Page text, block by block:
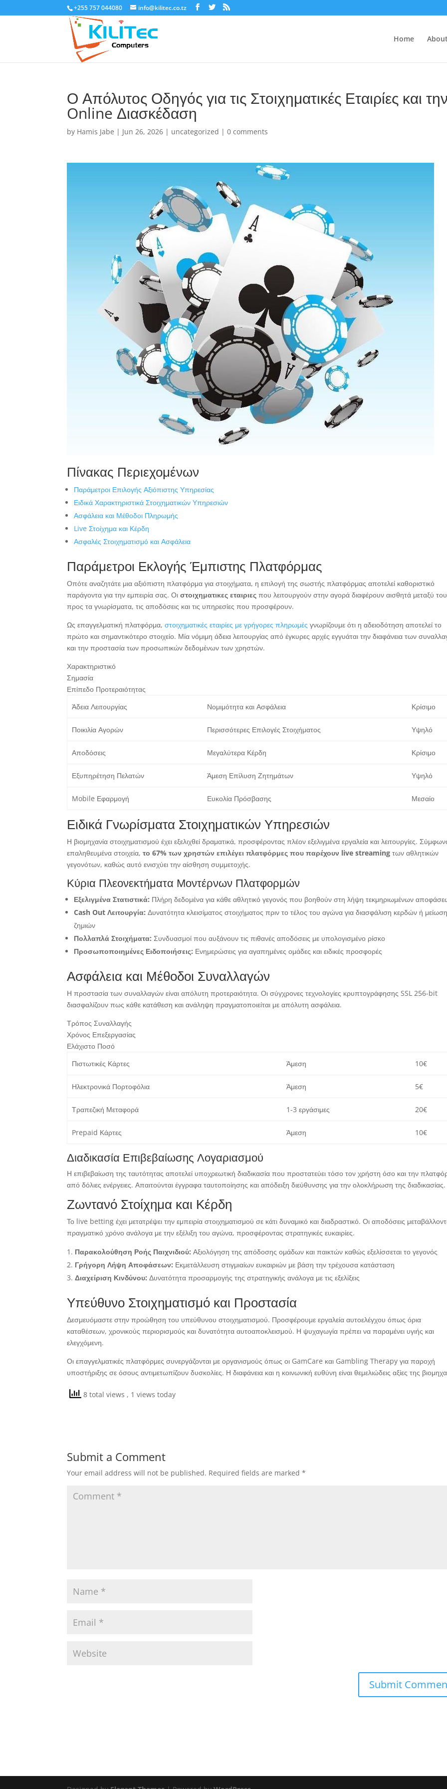
+255 757 044080 info@kilitec.co.tz
Home
Ο Απόλυτος Οδηγός για τις Στοιχηματικές Εταιρίες και
Online Διασκέδαση
by Hamis Jabe | Jun 26, 2026 | uncategorized |0 comments
Πίνακας Περιεχομένων
Παράμετροι Επιλογής Αξιόπιστης Υπηρεσίας
Ειδικά Χαρακτηριστικά Στοιχηματικών Υπηρεσιών
Ασφάλεια και Μέθοδοι Πληρωμής
Live Στοίχημα και Κέρδη
Ασφαλές Στοιχηματισμό και Ασφάλεια
Παράμετροι Εκλογής Έμπιστης Πλατφόρμας
Οπότε αναζητάτε μια αξιόπιστη πλατφόρμα για στοιχήματα, η επιλογή της σωστής πλατφόρμας αποτελεί καθοριστικό
παράγοντα για την εμπειρία σας. Οιστοιχηματικες εταιριες που λειτουργούν στην αγορά διαφέρουν αισθητά μεταξύ
προς τα γνωρίσματα, τις αποδόσεις και τις υπηρεσίες που προσφέρουν.
Ως επαγγελματική πλατφόρμα,στοιχηματικές εταιρίες με γρήγορες πληρωμές γνωρίζουμε ότι η αδειοδότηση αποτελεί το
πρώτο και σημαντικότερο στοιχείο. Μία νόμιμη άδεια λειτουργίας από έγκυρες αρχές εγγυάται την διαφάνεια των
και την προστασία των προσωπικών δεδομένων των χρηστών.
Χαρακτηριστικό
Σημασία
Επίπεδο Προτεραιότητας
Άδεια Λειτουργίας
Νομιμότητα και Ασφάλεια Κρίσιμο
Ποικιλία Αγορών Περισσότερες Επιλογές Στοιχήματος Υψηλό
Αποδόσεις Μεγαλύτερα Κέρδη Κρίσιμο
Εξυπηρέτηση Πελατών Άμεση Επίλυση Ζητημάτων Υψηλό
Mobile Εφαρμογή Ευκολία Πρόσβασης Μεσαίο
Ειδικά Γνωρίσματα Στοιχηματικών Υπηρεσιών
Η βιομηχανία στοιχηματισμού έχει εξελιχθεί δραματικά, προσφέροντας πλέον εξελιγμένα εργαλεία και λειτουργίες.
επαληθευμένα στοιχεία,το 67% των χρηστών επιλέγει πλατφόρμες που παρέχουν live streaming των αθλητικών
γεγονότων, καθώς αυτό ενισχύει την αίσθηση συμμετοχής.
Κύρια Πλεονεκτήματα Μοντέρνων Πλατφορμών
Εξελιγμένα Στατιστικά: Πλήρη δεδομένα για κάθε αθλητικό γεγονός που βοηθούν στη λήψη τεκμηριωμένων
Cash Out Λειτουργία: Δυνατότητα κλεισίματος στοιχήματος πριν το τέλος του αγώνα για διασφάλιση κερδών ή
ζημιών
Πολλαπλά Στοιχήματα: Συνδυασμοί που αυξάνουν τις πιθανές αποδόσεις με υπολογισμένο ρίσκο
Προσωποποιημένες Ειδοποιήσεις: Ενημερώσεις για αγαπημένες ομάδες και ειδικές προσφορές
Ασφάλεια και Μέθοδοι Συναλλαγών
Η προστασία των συναλλαγών είναι απόλυτη προτεραιότητα. Οι σύγχρονες τεχνολογίες κρυπτογράφησης SSL 256-bit
διασφαλίζουν πως κάθε κατάθεση και ανάληψη πραγματοποιείται με απόλυτη ασφάλεια.
Τρόπος Συναλλαγής
Χρόνος Επεξεργασίας
Ελάχιστο Ποσό
Πιστωτικές Κάρτες
Άμεση 10€
Ηλεκτρονικά Πορτοφόλια Άμεση 5€
Τραπεζική Μεταφορά 1-3 εργάσιμες 20€
Prepaid Κάρτες Άμεση 10€
Διαδικασία Επιβεβαίωσης Λογαριασμού
Η επιβεβαίωση της ταυτότητας αποτελεί υποχρεωτική διαδικασία που προστατεύει τόσο τον χρήστη όσο και την
από δόλιες ενέργειες. Απαιτούνται έγγραφα ταυτοποίησης και απόδειξη διεύθυνσης για την ολοκλήρωση της διαδικασίας.
Ζωντανό Στοίχημα και Κέρδη
Το live betting έχει μετατρέψει την εμπειρία στοιχηματισμού σε κάτι δυναμικό και διαδραστικό. Οι αποδόσεις
πραγματικό χρόνο ανάλογα με την εξέλιξη του αγώνα, προσφέροντας στρατηγικές ευκαιρίες.
Παρακολούθηση Ροής Παιχνιδιού: Αξιολόγηση της απόδοσης ομάδων και παικτών καθώς εξελίσσεται το γεγονός
Γρήγορη Λήψη Αποφάσεων: Εκμετάλλευση στιγμιαίων ευκαιριών με βάση την τρέχουσα κατάσταση
Διαχείριση Κινδύνου: Δυνατότητα προσαρμογής της στρατηγικής ανάλογα με τις εξελίξεις
Υπεύθυνο Στοιχηματισμό και Προστασία
Δεσμευόμαστε στην προώθηση του υπεύθυνου στοιχηματισμού. Προσφέρουμε εργαλεία αυτοελέγχου όπως όρια
καταθέσεων, χρονικούς περιορισμούς και δυνατότητα αυτοαποκλεισμού. Η ψυχαγωγία πρέπει να παραμένει υγιής και
ελεγχόμενη.
Οι επαγγελματικές πλατφόρμες συνεργάζονται με οργανισμούς όπως οι GamCare και Gambling Therapy για παροχή
υποστήριξης σε όσους αντιμετωπίζουν δυσκολίες. Η διαφάνεια και η κοινωνική ευθύνη είναι θεμελιώδεις αξίες της
8 total views , 1 views today
Submit a Comment
Your email address will not be published. Required fields are marked*